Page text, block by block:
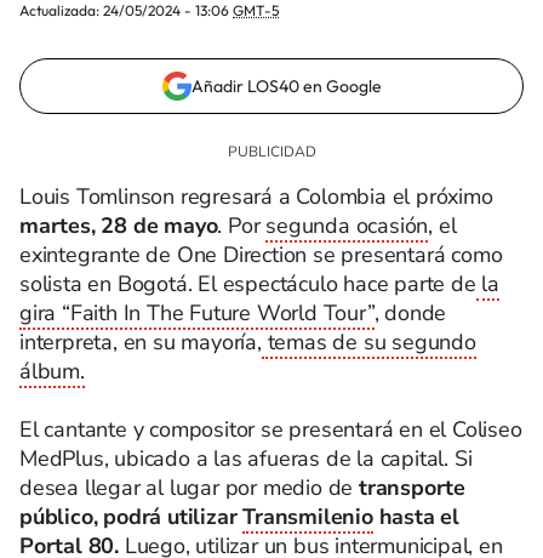
Actualizada: 24/05/2024 - 13:06 GMT-5
Añadir LOS40 en Google
Louis Tomlinson regresará a Colombia el próximo
martes, 28 de mayo. Porsegunda ocasión, el
exintegrante de One Direction se presentará como
solista en Bogotá. El espectáculo hace parte de la
gira “Faith In The Future World Tour”, donde
interpreta, en su mayoría, temas de su segundo
álbum.
El cantante y compositor se presentará en el Coliseo
MedPlus, ubicado a las afueras de la capital. Si
desea llegar al lugar por medio de transporte
público, podrá utilizarTransmileniohasta el
Portal 80. Luego, utilizar un bus intermunicipal, en